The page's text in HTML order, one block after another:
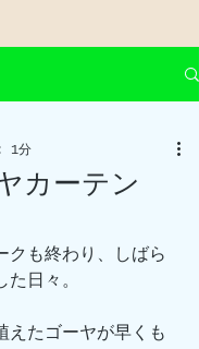
カーテン
1分
クも終わり、しばら
た日々。
えたゴーヤが早くも